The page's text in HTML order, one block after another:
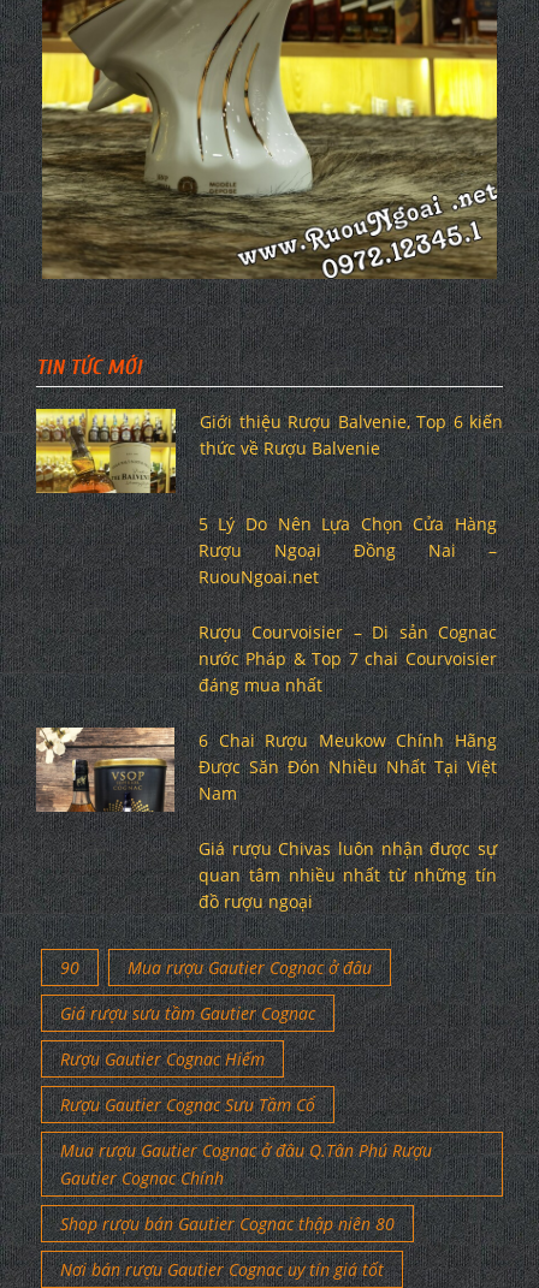
TIN TỨC MỚI
Giới thiệu Rượu Balvenie, Top 6 kiến
thức về Rượu Balvenie
5 Lý Do Nên Lựa Chọn Cửa Hàng
Rượu Ngoại Đồng Nai –
RuouNgoai.net
Rượu Courvoisier – Di sản Cognac
nước Pháp & Top 7 chai Courvoisier
đáng mua nhất
6 Chai Rượu Meukow Chính Hãng
Được Săn Đón Nhiều Nhất Tại Việt
Nam
Giá rượu Chivas luôn nhận được sự
quan tâm nhiều nhất từ những tín
đồ rượu ngoại
90
Mua rượu Gautier Cognac ở đâu
Giá rượu sưu tầm Gautier Cognac
Rượu Gautier Cognac Hiếm
Rượu Gautier Cognac Sưu Tầm Cổ
Mua rượu Gautier Cognac ở đâu Q.Tân Phú Rượu
Gautier Cognac Chính
Shop rượu bán Gautier Cognac thập niên 80
Nơi bán rượu Gautier Cognac uy tín giá tốt